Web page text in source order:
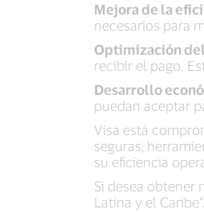
Mejora de la
necesarios para
Optimización
recibir el pago.
Desarrollo
puedan aceptar
Visa está
seguras,
su eficiencia
Si desea obtener
Latina y el Caribe”.